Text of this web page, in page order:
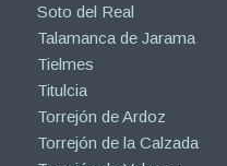
Soto del Real
Talamanca de Jarama
Tielmes
Titulcia
Torrejón de Ardoz
Torrejón de la Calzada